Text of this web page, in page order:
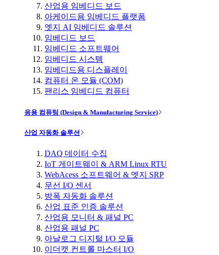
산업용 임베디드 보드
아케이드용 임베디드 플랫폼
엣지 AI 임베디드 솔루션
임베디드 보드
임베디드 소프트웨어
임베디드 시스템
임베디드용 디스플레이
컴퓨터 온 모듈 (COM)
팬리스 임베디드 컴퓨터
응용 컴퓨팅 (Design & Manufacturing Service)
산업 자동화 솔루션
DAQ 데이터 수집
IoT 게이트웨이 & ARM Linux RTU
WebAcess 소프트웨어 & 엣지 SRP
무선 I/O 센서
방폭 자동화 솔루션
산업 표준 인증 솔루션
산업용 모니터 & 패널 PC
산업용 패널 PC
아날로그 디지털 I/O 모듈
이더캣 컨트롤 마스터 I/O